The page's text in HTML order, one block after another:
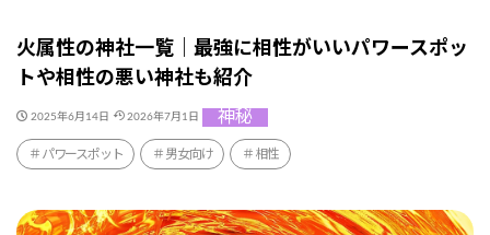
火属性の神社一覧｜最強に相性がいいパワースポッ
トや相性の悪い神社も紹介
2025年6月14日 2026年7月1日 神秘
パワースポット 男女向け 相性